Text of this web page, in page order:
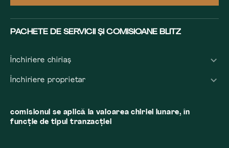
PACHETE DE SERVICII ȘI COMISIOANE BLITZ
Închiriere chiriaș
Închiriere proprietar
comisionul se aplică la valoarea chiriei lunare, în
funcție de tipul tranzacției